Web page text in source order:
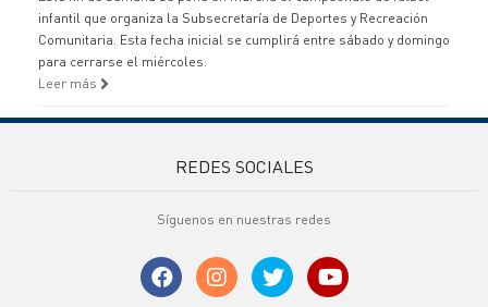
infantil que organiza la Subsecretaría de Deportes y Recreación
Comunitaria. Esta fecha inicial se cumplirá entre sábado y domingo
para cerrarse el miércoles.
Leer más
REDES SOCIALES
Síguenos en nuestras redes